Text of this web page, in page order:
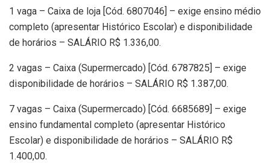
1 vaga – Caixa de loja [Cód. 6807046] – exige ensino médio
completo (apresentar Histórico Escolar) e disponibilidade
de horários – SALÁRIO R$ 1.336,00.
2 vagas – Caixa (Supermercado) [Cód. 6787825] – exige
disponibilidade de horários – SALÁRIO R$ 1.387,00.
7 vagas – Caixa (Supermercado) [Cód. 6685689] – exige
ensino fundamental completo (apresentar Histórico
Escolar) e disponibilidade de horários – SALÁRIO R$
1.400,00.